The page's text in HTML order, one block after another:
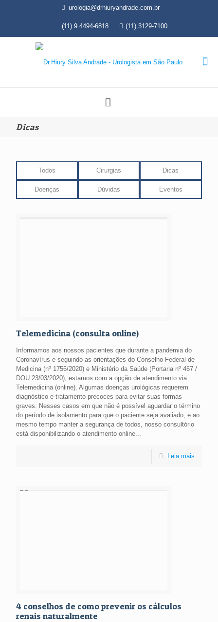
urologia@drhiuryandrade.com.br
(11) 9 4494-6818 (11) 3129-7100
Dicas
Todos Cirurgias Dicas
Doenças Dúvidas Eventos
Telemedicina (consulta online)
Informamos aos nossos pacientes que durante a pandemia do
Coronavírus e seguindo as orientações do Conselho Federal de
Medicina (nº 1756/2020) e Ministério da Saúde (Portaria nº 467 /
DOU 23/03/2020), estamos com a opção de atendimento via
Telemedicina (online). Algumas doenças urológicas requerem
diagnóstico e tratamento precoces para evitar suas formas
graves. Nesses casos em que não é possível aguardar o término
do período de isolamento para que o paciente seja avaliado, e ao
mesmo tempo manter a segurança de todos, nosso consultório
está disponibilizando o atendimento online...
Leia mais
4 conselhos de como prevenir os cálculos
renais naturalmente